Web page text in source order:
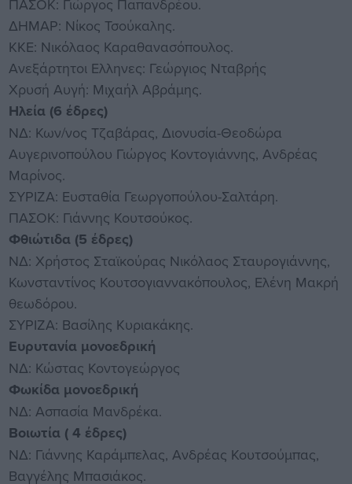
ΠΑΣΟΚ: Γιώργος Παπανδρέου.
ΔΗΜΑΡ: Νίκος Τσούκαλης.
ΚΚΕ: Νικόλαος Καραθανασόπουλος.
Ανεξάρτητοι Ελληνες: Γεώργιος Νταβρής
Χρυσή Αυγή: Μιχαήλ Αβράμης.
Ηλεία (6 έδρες)
ΝΔ: Κων/νος Τζαβάρας, Διονυσία-Θεοδώρα
Αυγερινοπούλου Γιώργος Κοντογιάννης, Ανδρέας
Μαρίνος.
ΣΥΡΙΖΑ: Ευσταθία Γεωργοπούλου-Σαλτάρη.
ΠΑΣΟΚ: Γιάννης Κουτσούκος.
Φθιώτιδα (5 έδρες)
ΝΔ: Χρήστος Σταϊκούρας Νικόλαος Σταυρογιάννης,
Κωνσταντίνος Κουτσογιαννακόπουλος, Ελένη Μακρή
θεωδόρου.
ΣΥΡΙΖΑ: Βασίλης Κυριακάκης.
Ευρυτανία μονοεδρική
ΝΔ: Κώστας Κοντογεώργος
Φωκίδα μονοεδρική
ΝΔ: Ασπασία Μανδρέκα.
Βοιωτία ( 4 έδρες)
ΝΔ: Γιάννης Καράμπελας, Ανδρέας Κουτσούμπας,
Βαγγέλης Μπασιάκος.